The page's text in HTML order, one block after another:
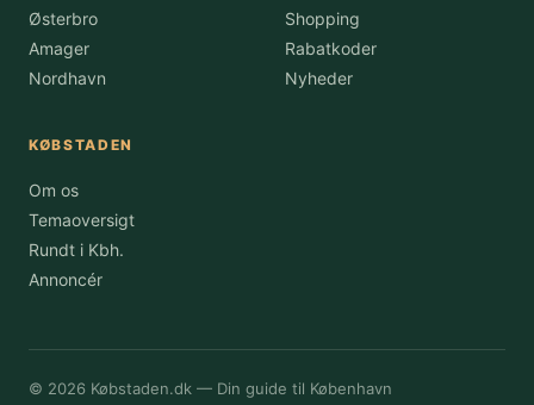
Østerbro
Amager
Nordhavn
Shopping
Rabatkoder
Nyheder
KØBSTADEN
Om os
Temaoversigt
Rundt i Kbh.
Annoncér
© 2026 Købstaden.dk — Din guide til København